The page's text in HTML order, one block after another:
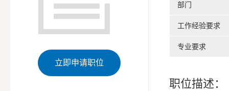
立即申请职位
部门
工作经验要求
专业要求
职位描述：